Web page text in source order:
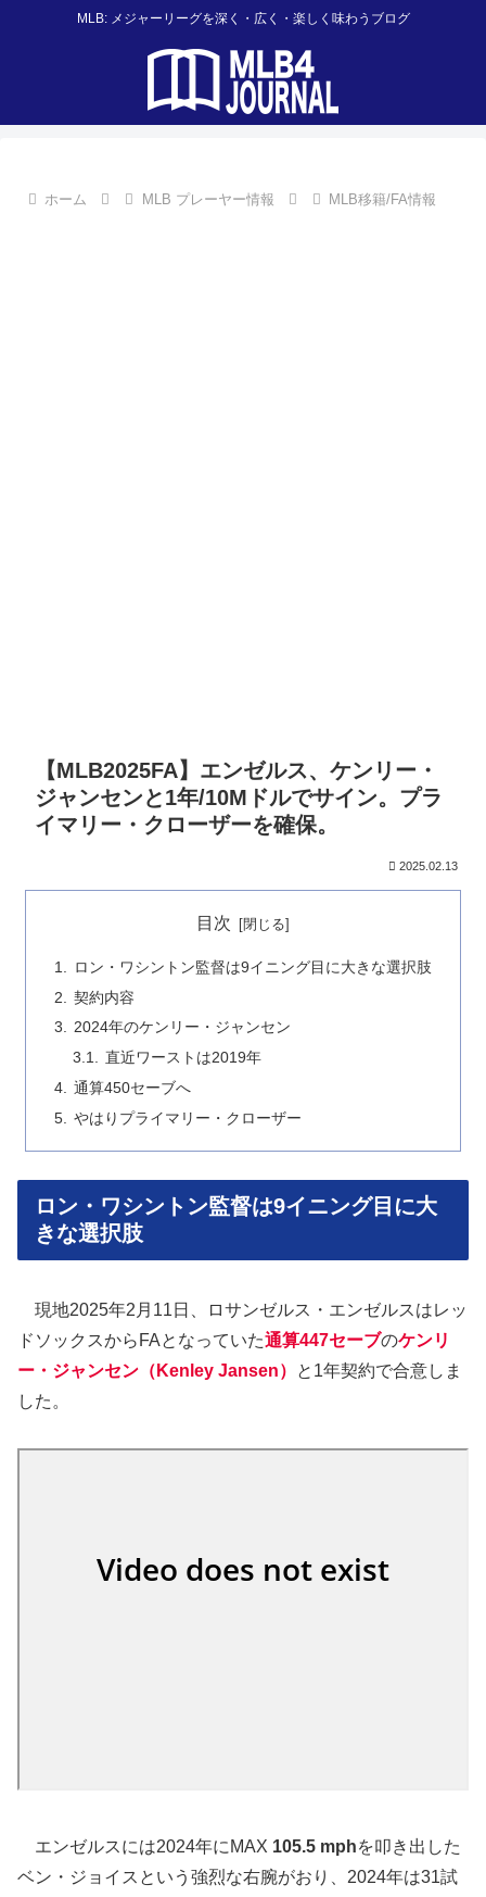
MLB: メジャーリーグを深く・広く・楽しく味わうブログ
ホーム MLB プレーヤー情報 MLB移籍/FA情報
【MLB2025FA】エンゼルス、ケンリー・
ジャンセンと1年/10Mドルでサイン。プラ
イマリー・クローザーを確保。
2025.02.13
目次
ロン・ワシントン監督は9イニング目に大きな選択肢
契約内容
2024年のケンリー・ジャンセン
直近ワーストは2019年
通算450セーブへ
やはりプライマリー・クローザー
ロン・ワシントン監督は9イニング目に大
きな選択肢
現地2025年2月11日、ロサンゼルス・エンゼルスはレッ
ドソックスからFAとなっていた通算447セーブのケンリ
ー・ジャンセン（Kenley Jansen）
と1年契約で合意しま
した。
エンゼルスには2024年にMAX 105.5 mphを叩き出した
ベン・ジョイスという強烈な右腕がおり、2024年は31試